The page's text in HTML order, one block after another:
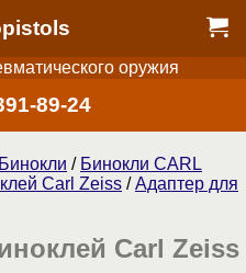
оружия
89-24
Бинокли / Бинокли CARL
Carl Zeiss /Адаптер для
Carl Zeiss